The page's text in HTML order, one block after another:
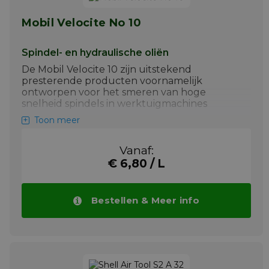
Meer info
Mobil Velocite No 10
Spindel- en hydraulische oliën
De Mobil Velocite 10 zijn uitstekend
presterende producten voornamelijk
ontworpen voor het smeren van hoge
snelheid spindels in werktuigmachines
Belangrijkste toepassingen van
+ Hoge snelheid spindellagers in
werktuigmachines en apparatuur die
met hoge snelheden en precisie
werken
+ Fijnslijpmachines, draaimachines, jig
spleet en de spindelsnelheid.
Toon meer
Vanaf:
€ 6,80 / L
Bestellen & Meer info